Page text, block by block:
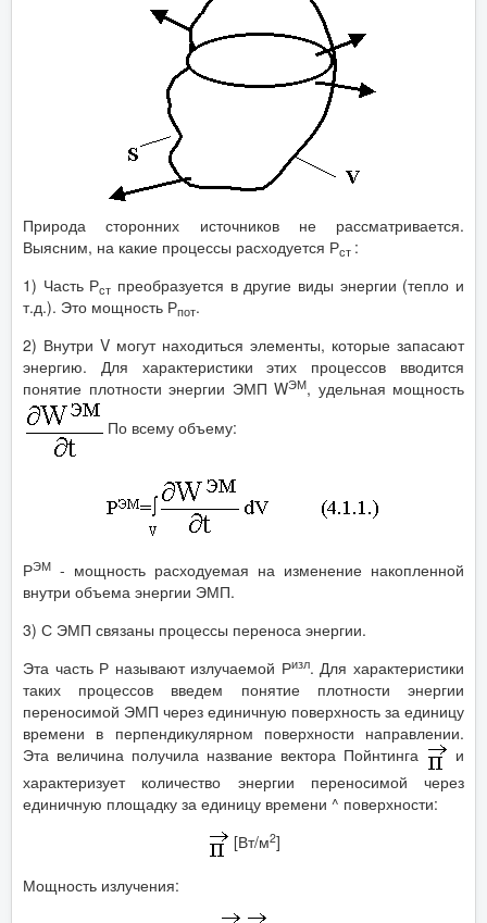
Природа сторонних источников не рассматривается.
Выясним, на какие процессы расходуется Рст :
1) Часть Рст преобразуется в другие виды энергии (тепло и
т.д.). Это мощность Рпот.
2) Внутри V могут находиться элементы, которые запасают
энергию. Для характеристики этих процессов вводится
понятие плотности энергии ЭМП WЭМ, удельная мощность
По всему объему:
РЭМ - мощность расходуемая на изменение накопленной
внутри объема энергии ЭМП.
3) С ЭМП связаны процессы переноса энергии.
Эта часть Р называют излучаемой Ризл. Для характеристики
таких процессов введем понятие плотности энергии
переносимой ЭМП через единичную поверхность за единицу
времени в перпендикулярном поверхности направлении.
Эта величина получила название вектора Пойнтинга
и
характеризует количество энергии переносимой через
единичную площадку за единицу времени ^ поверхности:
[Вт/м2]
Мощность излучения: